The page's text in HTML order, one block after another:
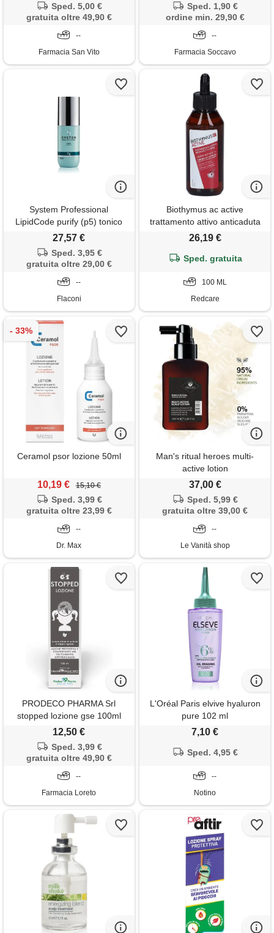
Sped. 5,00 €
gratuita oltre 49,90 €
--
Farmacia San Vito
Sped. 1,90 €
ordine min. 29,90 €
--
Farmacia Soccavo
System Professional
LipidCode purify (p5) tonico
per capelli 125 ml
27,57 €
Sped. 3,95 €
gratuita oltre 29,00 €
--
Flaconi
Biothymus ac active
trattamento attivo anticaduta
uomo lozione trattante 100 ml
26,19 €
Sped. gratuita
100 ML
Redcare
Ceramol psor lozione 50ml
10,19 € 15,10 €
Sped. 3,99 €
gratuita oltre 23,99 €
--
Dr. Max
Man's ritual heroes multi-
active lotion
37,00 €
Sped. 5,99 €
gratuita oltre 39,00 €
--
Le Vanità shop
PRODECO PHARMA Srl
stopped lozione gse 100ml
12,50 €
Sped. 3,99 €
gratuita oltre 49,90 €
--
Farmacia Loreto
L'Oréal Paris elvive hyaluron
pure 102 ml
7,10 €
Sped. 4,95 €
--
Notino